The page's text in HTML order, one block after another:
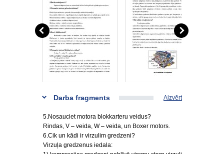
Darba fragments Aizvērt
5.Nosauciet motora blokkarteru veidus?
Rindas, V – veida, W – veida, un Boxer motors.
6.Cik un kādi ir virzulim gredzeni?
Virzuļa gredzenus iedala: